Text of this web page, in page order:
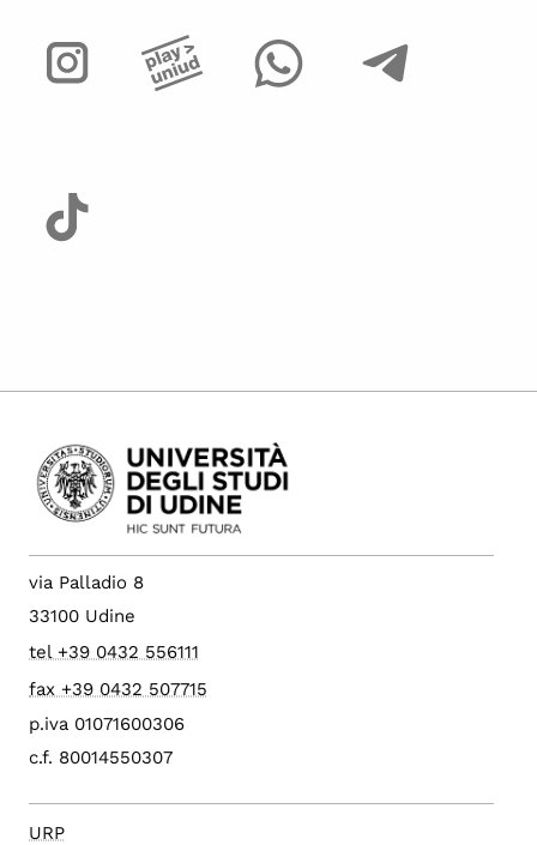
via Palladio 8
33100 Udine
tel +39 0432 556111
fax +39 0432 507715
p.iva 01071600306
c.f. 80014550307
URP